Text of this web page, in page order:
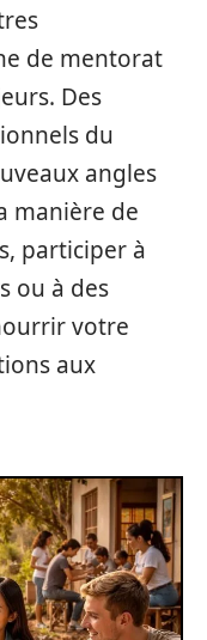
de mentorat
Des
du
angles
manière de
participer à
ou à des
votre
aux